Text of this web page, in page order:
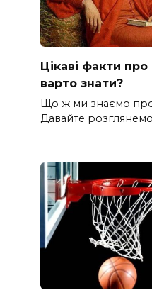
Цікаві факти
варто знати?
Що ж ми знаємо про
Давайте розглянемо